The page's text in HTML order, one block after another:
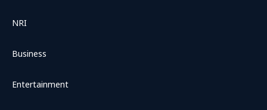
NRI
Business
Entertainment